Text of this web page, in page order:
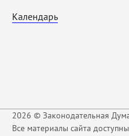
Календарь
2026 © Законодательная
Все материалы сайта